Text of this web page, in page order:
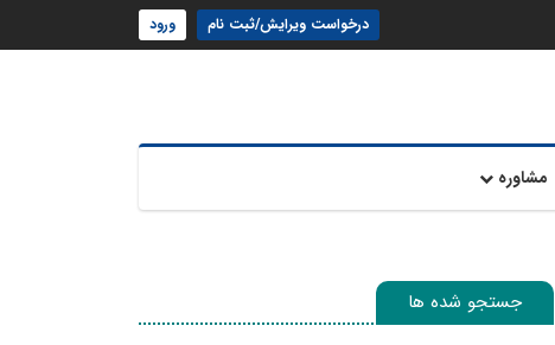
درخواست ویرایش/ثبت نام ورود
مشاوره
جستجو شده ها